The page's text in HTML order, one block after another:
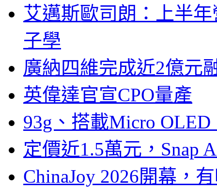
艾邁斯歐司朗：上半
子學
廣納四維完成近2億元
英偉達官宣CPO量產
93g、搭載Micro
定價近1.5萬元，Snap
ChinaJoy 2026開幕，